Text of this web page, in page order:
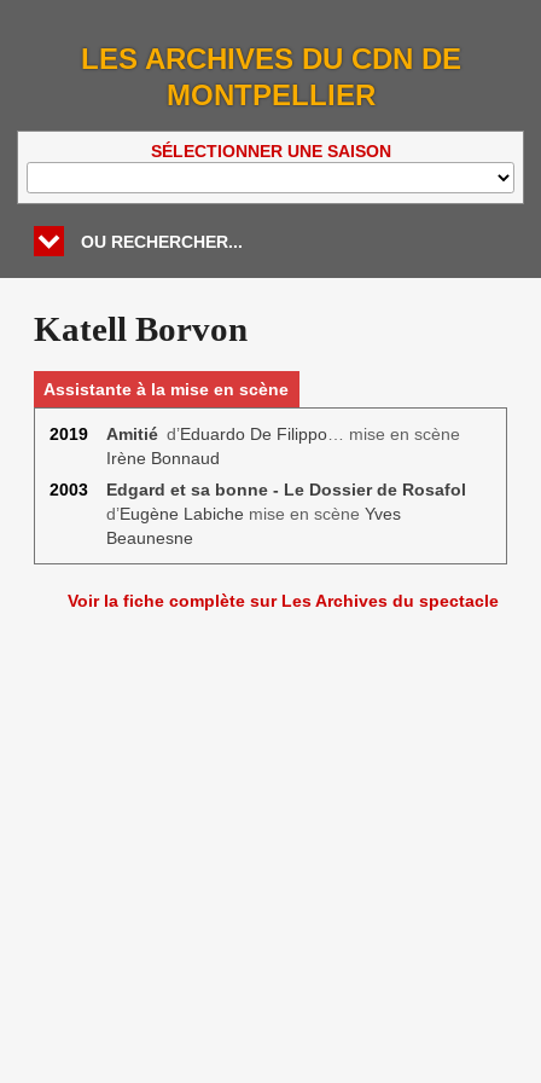
LES ARCHIVES DU CDN DE
MONTPELLIER
SÉLECTIONNER UNE SAISON
OU RECHERCHER...
Katell Borvon
Assistante à la mise en scène
2019 Amitiéd’Eduardo De Filippo… mise en scène
Irène Bonnaud
2003
Edgard et sa bonne - Le Dossier de Rosafol
d’Eugène Labiche mise en scène Yves
Beaunesne
Voir la fiche complète sur Les Archives du spectacle